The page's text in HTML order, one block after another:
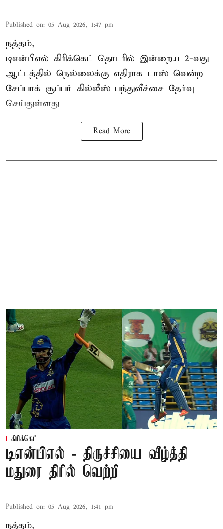
Published on: 05 Aug 2026, 1:47 pm
நத்தம்,
டிஎன்பிஎல் கிரிக்கெட் தொடரில் இன்றைய 2-வது
ஆட்டத்தில் நெல்லைக்கு எதிராக டாஸ் வென்ற
சேப்பாக் சூப்பர் கில்லீஸ் பந்துவீச்சை தேர்வு
செய்துள்ளது
Read More
கிரிக்கெட்
டிஎன்பிஎல் - திருச்சியை வீழ்த்தி
மதுரை திரில் வெற்றி
Published on: 05 Aug 2026, 1:41 pm
நத்தம்,